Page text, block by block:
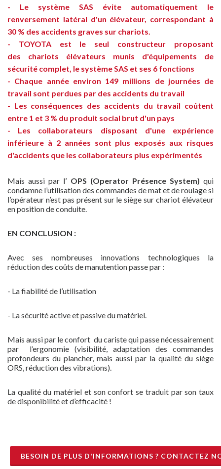
- Le système SAS évite automatiquement le
renversement latéral d'un élévateur, correspondant à
30 % des accidents graves sur chariots.
- TOYOTA est le seul constructeur proposant
des chariots élévateurs munis d'équipements de
sécurité complet, le système SAS et ses 6 fonctions
- Chaque année environ 149 millions de journées de
travail sont perdues par des accidents du travail
- Les conséquences des accidents du travail coûtent
entre 1 et 3 % du produit social brut d'un pays
- Les collaborateurs disposant d'une expérience
inférieure à 2 années sont plus exposés aux risques
d'accidents que les collaborateurs plus expérimentés
Mais aussi par l’ OPS (Operator Présence System) qui
condamne l’utilisation des commandes de mat et de roulage si
l’opérateur n’est pas présent sur le siège sur chariot élévateur
en position de conduite.
EN CONCLUSION :
Avec ses nombreuses innovations technologiques la
réduction des coûts de manutention passe par :
- La fiabilité de l’utilisation
- La sécurité active et passive du matériel.
Mais aussi par le confort du cariste qui passe nécessairement
par l’ergonomie (visibilité, adaptation des commandes
profondeurs du plancher, mais aussi par la qualité du siège
ORS, réduction des vibrations).
La qualité du matériel et son confort se traduit par son taux
de disponibilité et d’efficacité !
BESOIN DE PLUS D'INFORMATIONS ? CONTACTEZ